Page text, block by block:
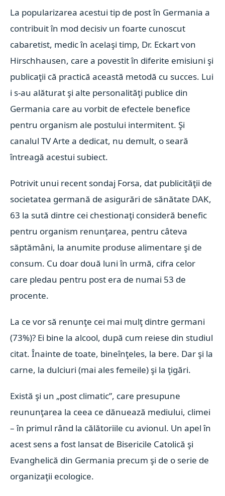
La popularizarea acestui tip de post în Germania a
contribuit în mod decisiv un foarte cunoscut
cabaretist, medic în acelaşi timp, Dr. Eckart von
Hirschhausen, care a povestit în diferite emisiuni şi
publicaţii că practică această metodă cu succes. Lui
i s-au alăturat şi alte personalităţi publice din
Germania care au vorbit de efectele benefice
pentru organism ale postului intermitent. Şi
canalul TV Arte a dedicat, nu demult, o seară
întreagă acestui subiect.
Potrivit unui recent sondaj Forsa, dat publicităţii de
societatea germană de asigurări de sănătate DAK,
63 la sută dintre cei chestionaţi consideră benefic
pentru organism renunţarea, pentru câteva
săptămâni, la anumite produse alimentare şi de
consum. Cu doar două luni în urmă, cifra celor
care pledau pentru post era de numai 53 de
procente.
La ce vor să renunţe cei mai mulţ dintre germani
(73%)? Ei bine la alcool, după cum reiese din studiul
citat. Înainte de toate, bineînţeles, la bere. Dar şi la
carne, la dulciuri (mai ales femeile) şi la ţigări.
Există şi un „post climatic”, care presupune
reununţarea la ceea ce dănuează mediului, climei
– în primul rând la călătoriile cu avionul. Un apel în
acest sens a fost lansat de Bisericile Catolică şi
Evanghelică din Germania precum şi de o serie de
organizaţii ecologice.